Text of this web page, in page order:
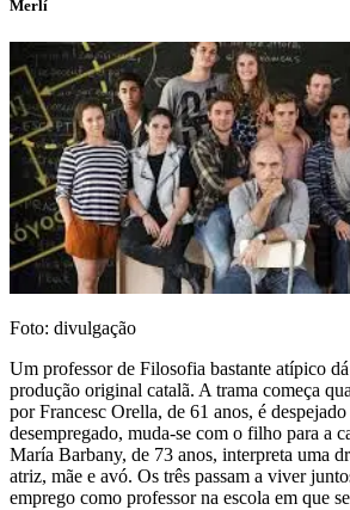
Merlí
Foto: divulgação
Um professor de Filosofia bastante atípico dá
produção original catalã. A trama começa
por Francesc Orella, de 61 anos, é
desempregado, muda-se com o filho para a
María Barbany, de 73 anos, interpreta uma
atriz, mãe e avó. Os três passam a viver
emprego como professor na escola em que